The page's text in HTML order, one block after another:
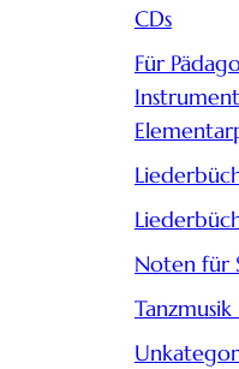
CDs
Für
Noten für